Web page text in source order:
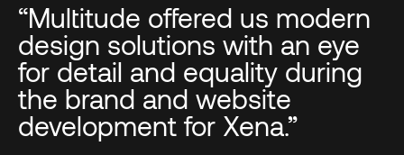
“Multitude offered us modern
design solutions with an eye
for detail and equality during
the brand and website
development for Xena.”